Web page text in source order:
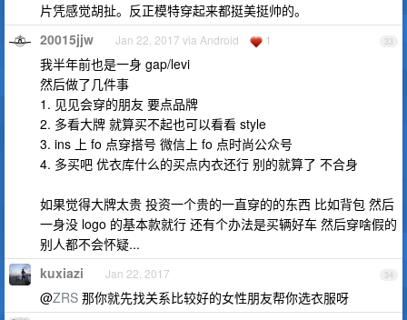
片凭感觉胡扯。反正模特穿起来都挺美挺帅的。
33
20015jjw Jan 22, 2017 via Android 1
我半年前也是一身 gap/levi
然后做了几件事
1. 见见会穿的朋友 要点品牌
2. 多看大牌 就算买不起也可以看看 style
3. ins 上 fo 点穿搭号 微信上 fo 点时尚公众号
4. 多买吧 优衣库什么的买点内衣还行 别的就算了 不合身
如果觉得大牌太贵 投资一个贵的一直穿的的东西 比如背包 然后
一身没 logo 的基本款就行 还有个办法是买辆好车 然后穿啥假的
别人都不会怀疑...
34
kuxiazi Jan 22, 2017
@ZRS 那你就先找关系比较好的女性朋友帮你选衣服呀